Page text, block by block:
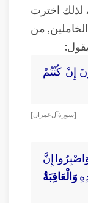
لذلك اخترت
من
إِنْ كُنْتُمْ
[ سورة آل عمران ]
إِنَّ
وَالْعَاقِبَةُ